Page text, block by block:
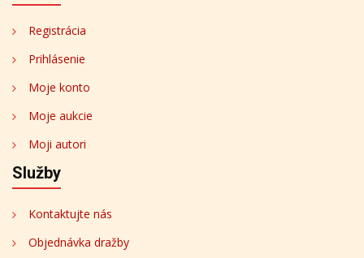
Registrácia
Prihlásenie
Moje konto
Moje aukcie
Moji autori
Služby
Kontaktujte nás
Objednávka dražby